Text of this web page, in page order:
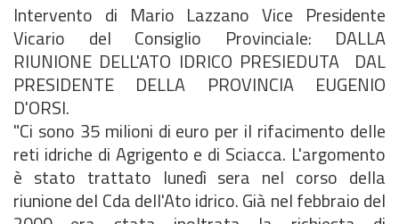
Intervento di Mario Lazzano Vice Presidente
Vicario del Consiglio Provinciale: DALLA
RIUNIONE DELL'ATO IDRICO PRESIEDUTA DAL
PRESIDENTE DELLA PROVINCIA EUGENIO
D'ORSI.
"Ci sono 35 milioni di euro per il rifacimento delle
reti idriche di Agrigento e di Sciacca. L'argomento
è stato trattato lunedì sera nel corso della
riunione del Cdadell'Atoidrico. Già nel febbraio del